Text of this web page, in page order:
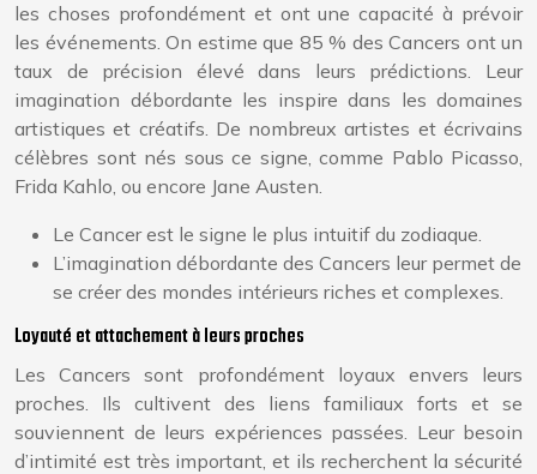
les choses profondément et ont une capacité à prévoir
les événements. On estime que 85 % des Cancers ont un
taux de précision élevé dans leurs prédictions. Leur
imagination débordante les inspire dans les domaines
artistiques et créatifs. De nombreux artistes et écrivains
célèbres sont nés sous ce signe, comme Pablo Picasso,
Frida Kahlo, ou encore Jane Austen.
Le Cancer est le signe le plus intuitif du zodiaque.
L’imagination débordante des Cancers leur permet de
se créer des mondes intérieurs riches et complexes.
Loyauté et attachement à leurs proches
Les Cancers sont profondément loyaux envers leurs
proches. Ils cultivent des liens familiaux forts et se
souviennent de leurs expériences passées. Leur besoin
d’intimité est très important, et ils recherchent la sécurité